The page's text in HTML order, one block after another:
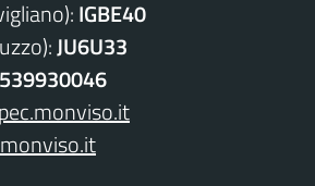
IGBE40
JU6U33